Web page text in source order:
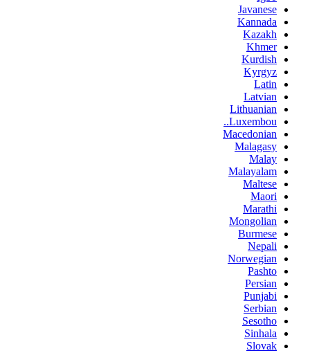
Javanese
Kannada
Kazakh
Khmer
Kurdish
Kyrgyz
Latin
Latvian
Lithuanian
Luxembou..
Macedonian
Malagasy
Malay
Malayalam
Maltese
Maori
Marathi
Mongolian
Burmese
Nepali
Norwegian
Pashto
Persian
Punjabi
Serbian
Sesotho
Sinhala
Slovak